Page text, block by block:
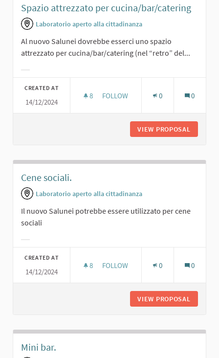
Spazio attrezzato per cucina/bar/catering
Laboratorio aperto alla cittadinanza
Al nuovo Salunei dovrebbe esserci uno spazio
attrezzato per cucina/bar/catering (nel “retro” del...
CREATED AT
14/12/2024
8 8 FOLLOWERS
FOLLOW 0 0
VIEW PROPOSAL
Cene sociali.
Laboratorio aperto alla cittadinanza
Il nuovo Salunei potrebbe essere utilizzato per cene
sociali
CREATED AT
14/12/2024
8 8 FOLLOWERS
FOLLOW 0 0
VIEW PROPOSAL
Mini bar.